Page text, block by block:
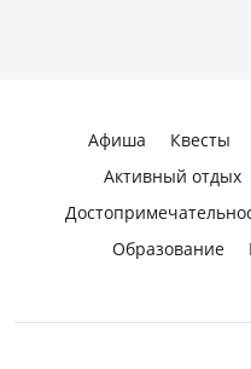
Афиша Квесты
Активный отдых
Образование